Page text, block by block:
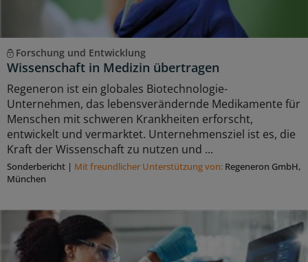
Forschung und Entwicklung
Wissenschaft in Medizin übertragen
Regeneron ist ein globales Biotechnologie-
Unternehmen, das lebensverändernde Medikamente für
Menschen mit schweren Krankheiten erforscht,
entwickelt und vermarktet. Unternehmensziel ist es, die
Kraft der Wissenschaft zu nutzen und ...
Sonderbericht | Mit freundlicher Unterstützung von: Regeneron GmbH,
München